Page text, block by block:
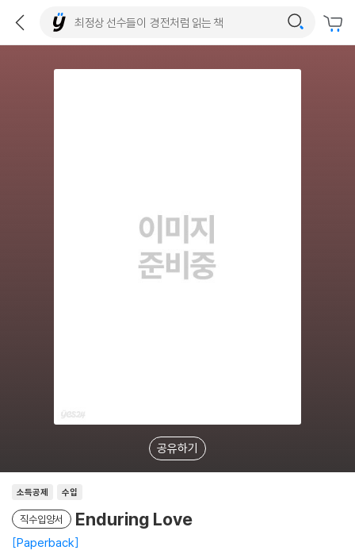
공유하기
소득공제 수입
직수입양서 Enduring Love
Paperback